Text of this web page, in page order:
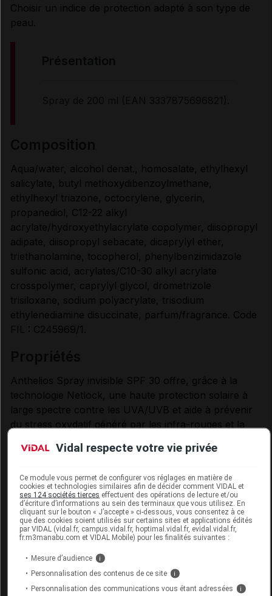
Choisir un indice de protection adapté à son type de
peau.
Aqua/water, alcohol denat., homosalate, ethylhexyl
salicylate, butyl methoxydibenzoylmethane,
ethylhexyl triazone, octocrylene, glycerin,
propanediol, C12-22 alkyl
acrylate/hydroxyethylacrylate copolymer, diisopropyl
adipate, diisopropyl sebacate, dicaprylyl ether,
triethanolamine, tocopherol, phenylbenzimidazole
sulfonic acid, acrylates/C10-30 alkyl acrylate
crosspolymer, caprylyl glycol, drometrizole
trisiloxane, sodium polyacrylate, trisodium
ethylenediamine disuccinate, parfum/fragrance. Code
FIL : C245969/1.
Anthelios Spray invisible SPF 30 offre, grâce à la
technologie Netlock, une haute protection solaire à
large spectre contre les UVA/UVB et aide à prévenir
du stress oxydatif généré par les infra-rouges et la
transpiration et au sable, avec une texture ultra-
testée en conditions marines, plus respectueuse du
milieu marin. Hypoallergénique. Testé sous contrôle
dermatologique. Avec parfum.
utilisation
Peaux sensibles et peaux sujettes aux intolérances
solaires, communément appelées allergies solaires.
Corps.
Vidal respecte votre vie privée
Ce module vous permet de configurer vos réglages en matière de
cookies et technologies similaires afin de décider comment VIDAL et
ses 124 sociétés tierces effectuent des opérations de lecture et/ou
d’écriture d’informations au sein des terminaux que vous utilisez. En
cliquant sur le bouton « J’accepte » ci-dessous, vous consentez à ce
que des cookies soient utilisés sur certains sites et applications édités
par VIDAL (vidal.fr, campus.vidal.fr, hoptimal.vidal.fr, evidal.vidal.fr,
fr.m3manabu.com et VIDAL Mobile) pour les finalités suivantes :
Mesure d’audience i
Personnalisation des contenus de ce site i
Personnalisation des communications vous étant adressées i